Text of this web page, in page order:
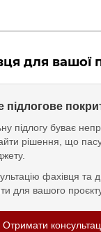
для вашої
підлогове
підлогу буває
рішення, що
фахівця та
для вашого
Отримати